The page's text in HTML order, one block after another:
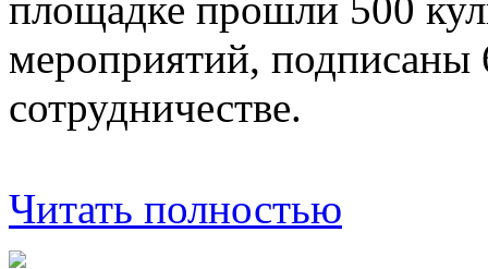
мероприятий, подписаны
сотрудничестве.
Читать полностью